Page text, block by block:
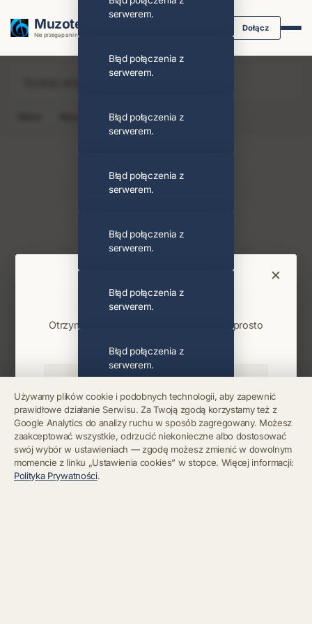
Muzoteka.pl
Nie przegap ani nuty dzięki powiadomieniom
Dołącz
Klip Album
Najnowsze wiadomości i koncerty
Używamy plików cookie i podobnych technologii, aby zapewnić
prawidłowe działanie Serwisu. Za Twoją zgodą korzystamy też z
Google Analytics do analizy ruchu w sposób zagregowany. Możesz
zaakceptować wszystkie, odrzucić niekonieczne albo dostosować
swój wybór w ustawieniach — zgodę możesz zmienić w dowolnym
momencie z linku „Ustawienia cookies” w stopce. Więcej informacji:
Polityka Prywatności.
×
Bądź na bieżąco
Otrzymuj info o koncertach i premierach prosto
Zapisz się
Chcę się wypisać z newslettera
serwerem.
Błąd połączenia z
serwerem.
Błąd połączenia z
serwerem.
Błąd połączenia z
serwerem.
Błąd połączenia z
serwerem.
Błąd połączenia z
serwerem.
Błąd połączenia z
serwerem.
Błąd połączenia z
serwerem.
Błąd połączenia z